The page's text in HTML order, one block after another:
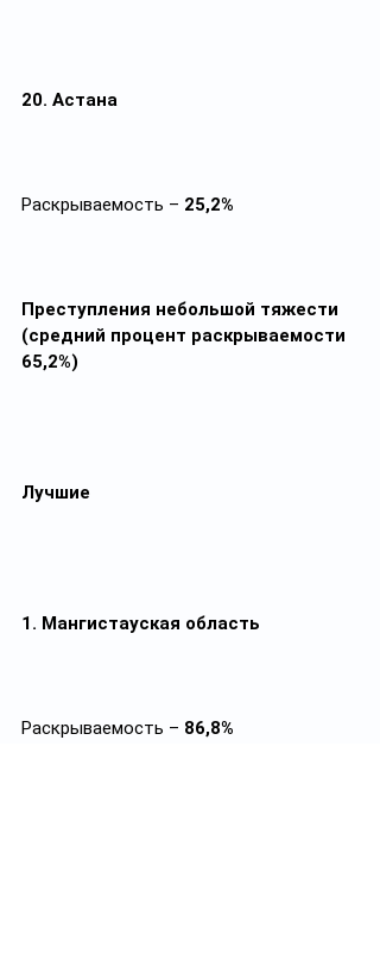
20. Астана
Раскрываемость – 25,2%
Преступления небольшой тяжести
(средний процент раскрываемости
65,2%)
Лучшие
1. Мангистауская область
Раскрываемость – 86,8%